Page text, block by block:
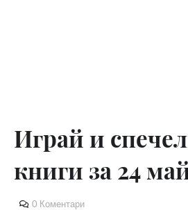
Играй и
книги за 24
0 Коментари